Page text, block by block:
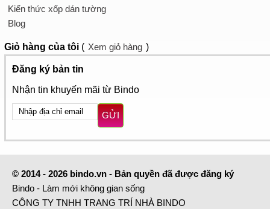
Kiến thức xốp dán tường
Blog
Giỏ hàng của tôi ( Xem giỏ hàng )
Đăng ký bản tin
Nhận tin khuyến mãi từ Bindo
GỬI
© 2014 - 2026 bindo.vn - Bản quyền đã được đăng ký
Bindo - Làm mới không gian sống
CÔNG TY TNHH TRANG TRÍ NHÀ BINDO